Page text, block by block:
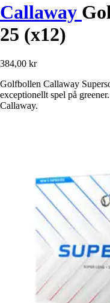
Callaway
25 (x12)
384,00 kr
Golfbollen Callaway
exceptionellt spel på
Callaway.